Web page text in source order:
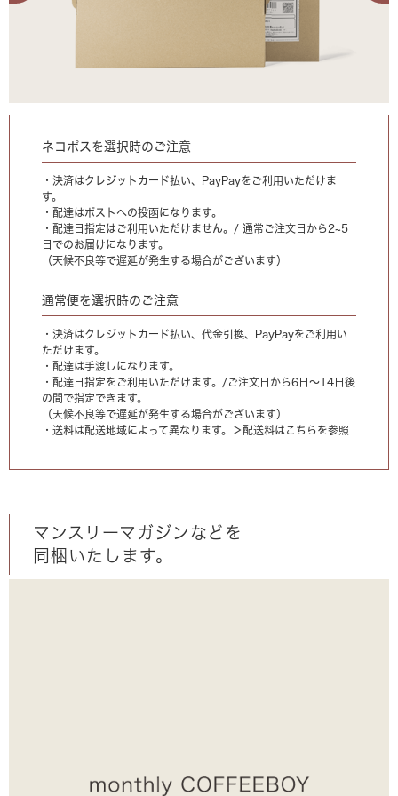
ネコポスを選択時のご注意
・決済はクレジットカード払い、PayPayをご利用いただけま
す。
・配達はポストへの投函になります。
・配達日指定はご利用いただけません。/ 通常ご注文日から2~5
日でのお届けになります。
（天候不良等で遅延が発生する場合がございます）
通常便を選択時のご注意
・決済はクレジットカード払い、代金引換、PayPayをご利用い
ただけます。
・配達は手渡しになります。
・配達日指定をご利用いただけます。/ご注文日から6日〜14日後
の間で指定できます。
（天候不良等で遅延が発生する場合がございます）
・送料は配送地域によって異なります。
＞配送料はこちらを参照
マンスリーマガジンなどを
同梱いたします。